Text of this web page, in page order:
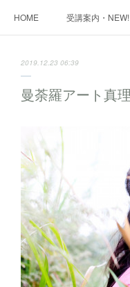
HOME 受講案内・NEW!
2019.12.23 06:39
曼荼羅アート真